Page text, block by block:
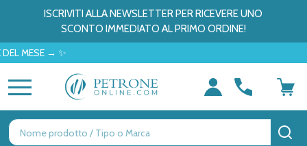
ISCRIVITI ALLA NEWSLETTER PER RICEVERE UNO
SCONTO IMMEDIATO AL PRIMO ORDINE!
→ ✨
Ricerca